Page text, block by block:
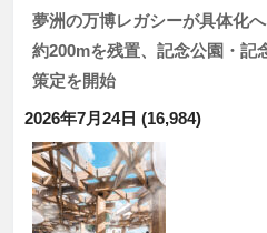
夢洲の万博レガシーが具体化
約200mを残置、記念公園・記
策定を開始
2026年7月24日 (16,984)